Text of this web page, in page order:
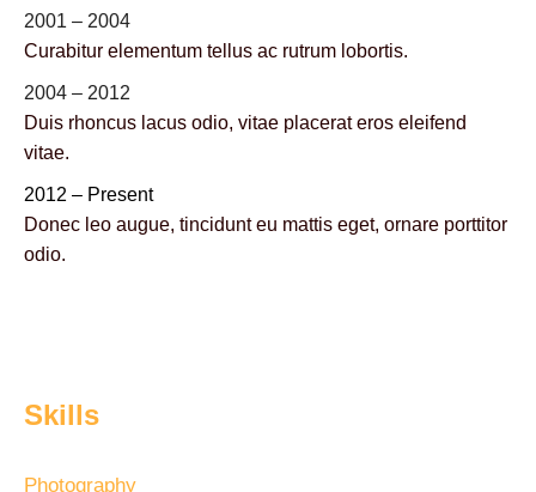
2001 – 2004
Curabitur elementum tellus ac rutrum lobortis.
2004 – 2012
Duis rhoncus lacus odio, vitae placerat eros eleifend
vitae.
2012 – Present
Donec leo augue, tincidunt eu mattis eget, ornare porttitor
odio.
Skills
Photography